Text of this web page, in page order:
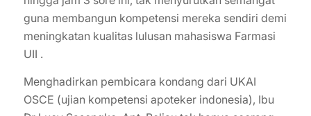
guna membangun kompetensi mereka sendiri demi
meningkatan kualitas lulusan mahasiswa Farmasi
UII .
Menghadirkan pembicara kondang dari UKAI
OSCE (ujian kompetensi apoteker indonesia), Ibu